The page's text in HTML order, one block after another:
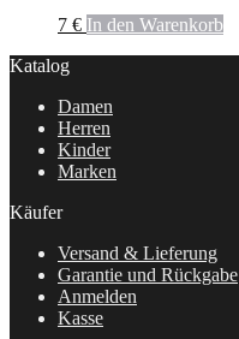
7 € In den Warenkorb
Katalog
Damen
Herren
Kinder
Marken
Käufer
Versand & Lieferung
Garantie und Rückgabe
Anmelden
Kasse